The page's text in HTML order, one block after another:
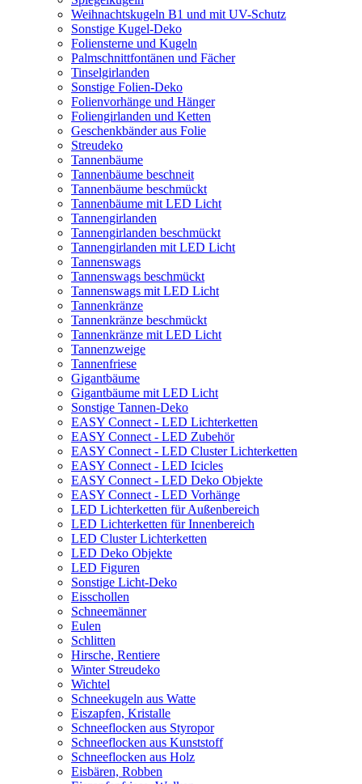
Weihnachtskugeln B1 und mit UV-Schutz
Sonstige Kugel-Deko
Foliensterne und Kugeln
Palmschnittfontänen und Fächer
Tinselgirlanden
Sonstige Folien-Deko
Folienvorhänge und Hänger
Foliengirlanden und Ketten
Geschenkbänder aus Folie
Streudeko
Tannenbäume
Tannenbäume beschneit
Tannenbäume beschmückt
Tannenbäume mit LED Licht
Tannengirlanden
Tannengirlanden beschmückt
Tannengirlanden mit LED Licht
Tannenswags
Tannenswags beschmückt
Tannenswags mit LED Licht
Tannenkränze
Tannenkränze beschmückt
Tannenkränze mit LED Licht
Tannenzweige
Tannenfriese
Gigantbäume
Gigantbäume mit LED Licht
Sonstige Tannen-Deko
EASY Connect - LED Lichterketten
EASY Connect - LED Zubehör
EASY Connect - LED Cluster Lichterketten
EASY Connect - LED Icicles
EASY Connect - LED Deko Objekte
EASY Connect - LED Vorhänge
LED Lichterketten für Außenbereich
LED Lichterketten für Innenbereich
LED Cluster Lichterketten
LED Deko Objekte
LED Figuren
Sonstige Licht-Deko
Eisschollen
Schneemänner
Eulen
Schlitten
Hirsche, Rentiere
Winter Streudeko
Wichtel
Schneekugeln aus Watte
Eiszapfen, Kristalle
Schneeflocken aus Styropor
Schneeflocken aus Kunststoff
Schneeflocken aus Holz
Eisbären, Robben